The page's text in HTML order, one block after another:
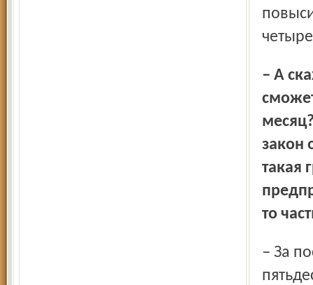
– А скажите, Дмитрий Александрович, за какой срок вы
закон
такая
то
– За последние два года мы подняли зарплату на